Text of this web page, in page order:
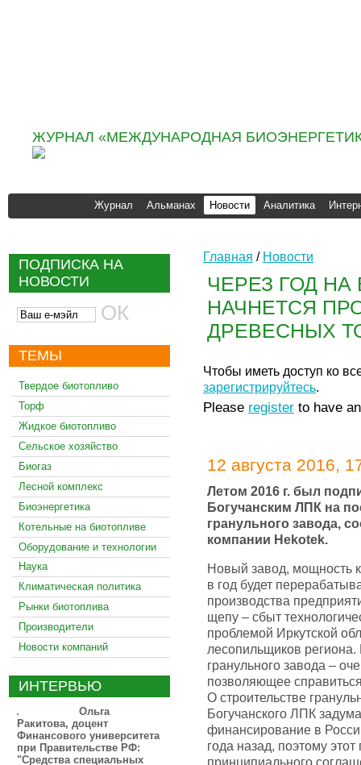
ЖУРНАЛ «МЕЖДУНАРОДНАЯ
Журнал Альманах Новости Аналитика
ПОДПИСКА НА
НОВОСТИ
ТЕМЫ
Твердое биотопливо
Торф
Жидкое биотопливо
Сельское хозяйство
Биогаз
Лесной комплекс
Биоэнергетика
Котельные на биотопливе
Оборудование и технологии
Наука
Климатическая политика
Рынки биотоплива
Производители
Новости компаний
ИНТЕРВЬЮ
Ольга
Ракитова, доцент
Финансового университета
при Правительстве РФ:
"Средства специальных
Главная / Новости
ЧЕРЕЗ ГОД
НАЧНЕТСЯ
ДРЕВЕСНЫХ
Чтобы иметь доступ ко
зарегистрируйтесь.
Please register to have
12 августа 2016,
Летом 2016 г. был
Богучанским ЛПК на
гранульного завода,
компании Hekotek.
Новый завод, мощность
в год будет
производства
щепу – сбыт
проблемой Иркутской
лесопильщиков региона.
гранульного завода –
позволяющее
О строительстве
Богучанского ЛПК
финансирование в
года назад, поэтому
принципиального